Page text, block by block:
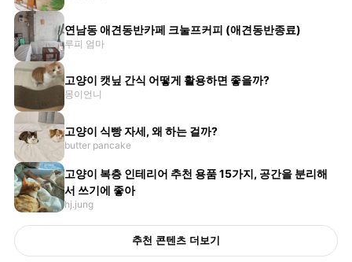
연남동 애견동반카페 크눌프커피 (애견동반종료)
루피 엄마
고양이 캣닢 간식 어떻게 활용하면 좋을까?
몽이언니
고양이 식빵 자세, 왜 하는 걸까?
butter pancake
고양이 복층 인테리어 추천 용품 15가지, 공간을 분리해
서 쓰기에 좋아
hj.jung
추천 콘텐츠 더보기